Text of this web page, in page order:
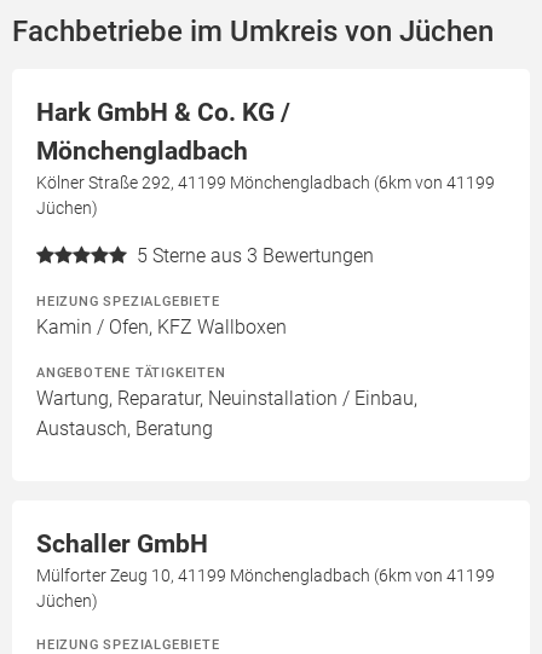
Fachbetriebe im Umkreis von Jüchen
Hark GmbH & Co. KG /
Mönchengladbach
Kölner Straße 292, 41199 Mönchengladbach (6km von 41199
Jüchen)
5 Sterne aus 3 Bewertungen
HEIZUNG SPEZIALGEBIETE
Kamin / Ofen, KFZ Wallboxen
ANGEBOTENE TÄTIGKEITEN
Wartung, Reparatur, Neuinstallation / Einbau,
Austausch, Beratung
Schaller GmbH
Mülforter Zeug 10, 41199 Mönchengladbach (6km von 41199
Jüchen)
HEIZUNG SPEZIALGEBIETE